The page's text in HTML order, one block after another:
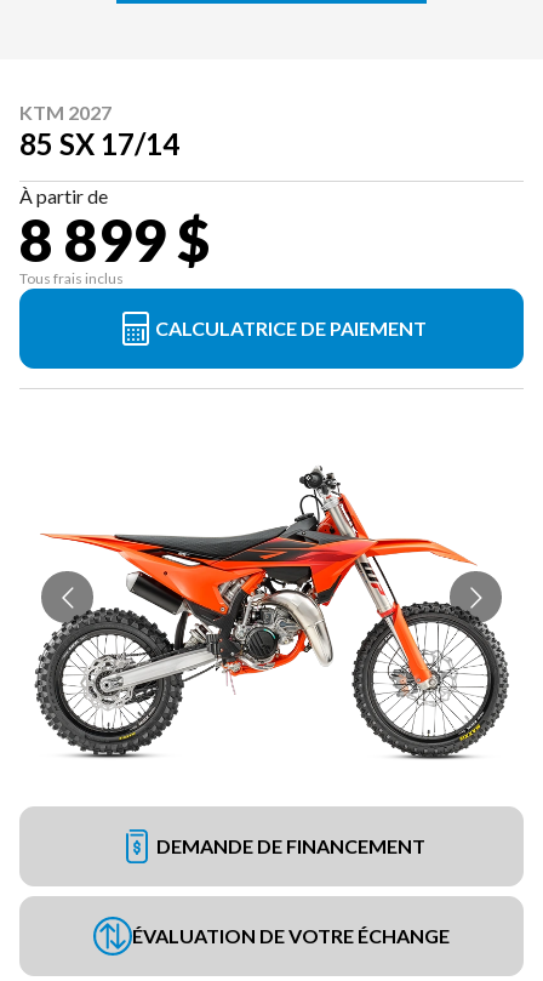
KTM 2027
85 SX 17/14
À partir de
8 899 $
Tous frais inclus
CALCULATRICE DE PAIEMENT
DEMANDE DE FINANCEMENT
ÉVALUATION DE VOTRE ÉCHANGE